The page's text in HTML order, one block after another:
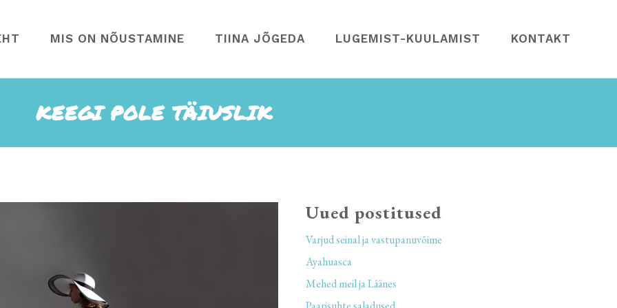
MIS ON NÕUSTAMINE TIINA JÕGEDA LUGEMIST-KUULAMIST KONTAKT
KEEGI POLE TÄIUSLIK
Uued postitused
Varjud seinal ja vastupanuvõime
Ayahuasca
Mehed meil ja Läänes